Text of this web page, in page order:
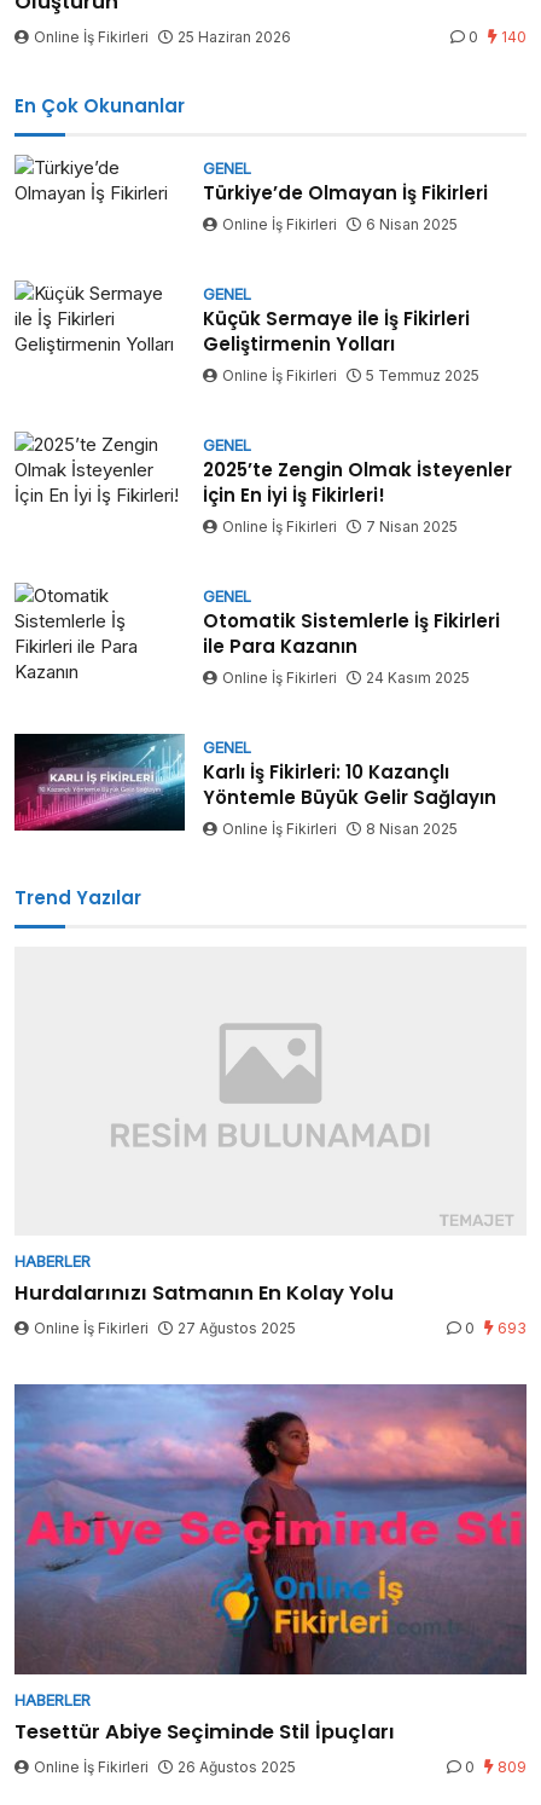
Online İş Fikirleri 25 Haziran 2026 0 140
En Çok Okunanlar
GENEL
Türkiye’de Olmayan İş Fikirleri
Online İş Fikirleri 6 Nisan 2025
GENEL
Küçük Sermaye ile İş Fikirleri
Geliştirmenin Yolları
Online İş Fikirleri 5 Temmuz 2025
GENEL
2025’te Zengin Olmak İsteyenler
İçin En İyi İş Fikirleri!
Online İş Fikirleri 7 Nisan 2025
GENEL
Otomatik Sistemlerle İş Fikirleri
ile Para Kazanın
Online İş Fikirleri 24 Kasım 2025
GENEL
Karlı İş Fikirleri: 10 Kazançlı
Yöntemle Büyük Gelir Sağlayın
Online İş Fikirleri 8 Nisan 2025
Trend Yazılar
HABERLER
Hurdalarınızı Satmanın En Kolay Yolu
Online İş Fikirleri 27 Ağustos 2025 0 693
HABERLER
Tesettür Abiye Seçiminde Stil İpuçları
Online İş Fikirleri 26 Ağustos 2025 0 809